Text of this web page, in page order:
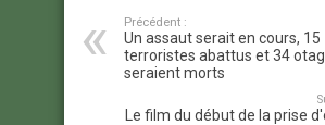
Précédent :
Un assaut serait en cours, 15
terroristes abattus et 34
seraient morts
Le film du début de la prise